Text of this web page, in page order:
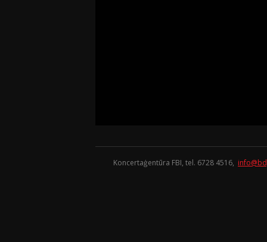
Koncertaģentūra FBI, tel. 6728 4516,